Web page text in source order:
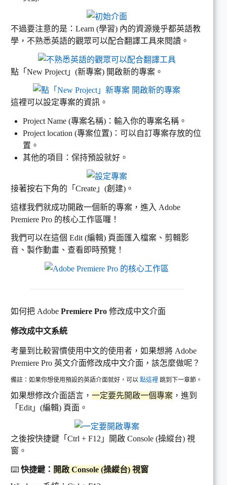
不過要注意的是：Learn (學習) 內的資源幾乎都英語教
學，不熟悉英語的觀眾可以配合翻譯工具來閱讀。
點「New Project」(新專案) 開啟新的專案。
這裡可以設定專案的資訊。
Project Name (專案名稱)：輸入你的專案名稱。
Project location (專案位置)：可以自訂專案存放的位
置。
其他的項目：保持預設就好。
接著按右下角的「Create」(創建)。
這樣我們就成功開啟一個新的專案，進入 Adobe
Premiere Pro 的核心工作區囉！
我們可以在這個 Edit (編輯) 頁面匯入檔案、剪輯影
音、製作動畫、查看即時預覽！
如何把 Adobe Premiere Pro 修改成中文介面
修改成中文系統
考量到比較習慣使用中文的使用者，如果想將 Adobe
Premiere Pro 英文介面修改成中文介面，該怎麼做呢？
備註：如果你想使用預設的英語介面就好，可以 點這裡 跳到下一章節。
如果想修改介面語言， 一定要先開啟一個專案 ，進到
「Edit」(編輯) 頁面。
之後按快捷鍵「Ctrl + F12」開啟 Console (操縱台) 視
窗。
⌨️ 快捷鍵： 開啟 Console (操縱台) 視窗